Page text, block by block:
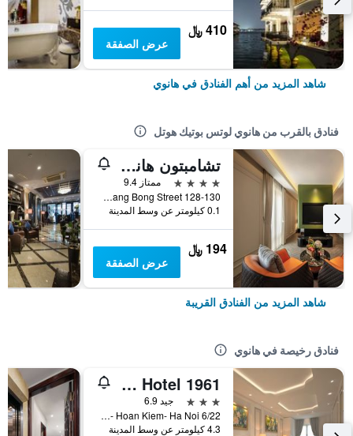
410 ﷼
عرض الصفقة
شاهد المزيد من أهم الفنادق في هانوي
فنادق بالقرب من هانوي لوتس بوتيك هوتل
تشامبتون هانوي هوتل
4 نجوم
ممتاز 9.4
128-130 Hang Bong Street, هانوي, فيتنام
0.1 كيلومتر عن وسط المدينة
194 ﷼
عرض الصفقة
شاهد المزيد من الفنادق القريبة
فنادق رخيصة في هانوي
Old Quarter Hotel 1961
3 نجوم
جيد 6.9
6/22 Hang Voi Street- Ly Thai To- Hoan Kiem- Ha Noi, هانوي, فيتنام
4.3 كيلومتر عن وسط المدينة